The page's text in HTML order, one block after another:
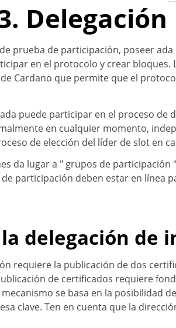
Delegación
prueba de participación, poseer
en el protocolo y crear
Cardano que permite que el
puede participar en el proceso
en cualquier momento,
de elección del líder de slot en
da lugar a " grupos de
participación deben estar en línea
delegación de
requiere la publicación de dos
de certificados requiere
se basa en la posibilidad
clave. Ten en cuenta que la